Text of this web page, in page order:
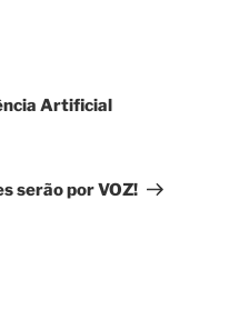
Artificial
serão por VOZ!